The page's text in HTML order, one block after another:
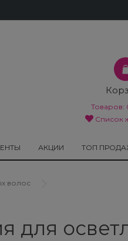
Товаров:
Список
АКЦИИ ТОП
волос
для